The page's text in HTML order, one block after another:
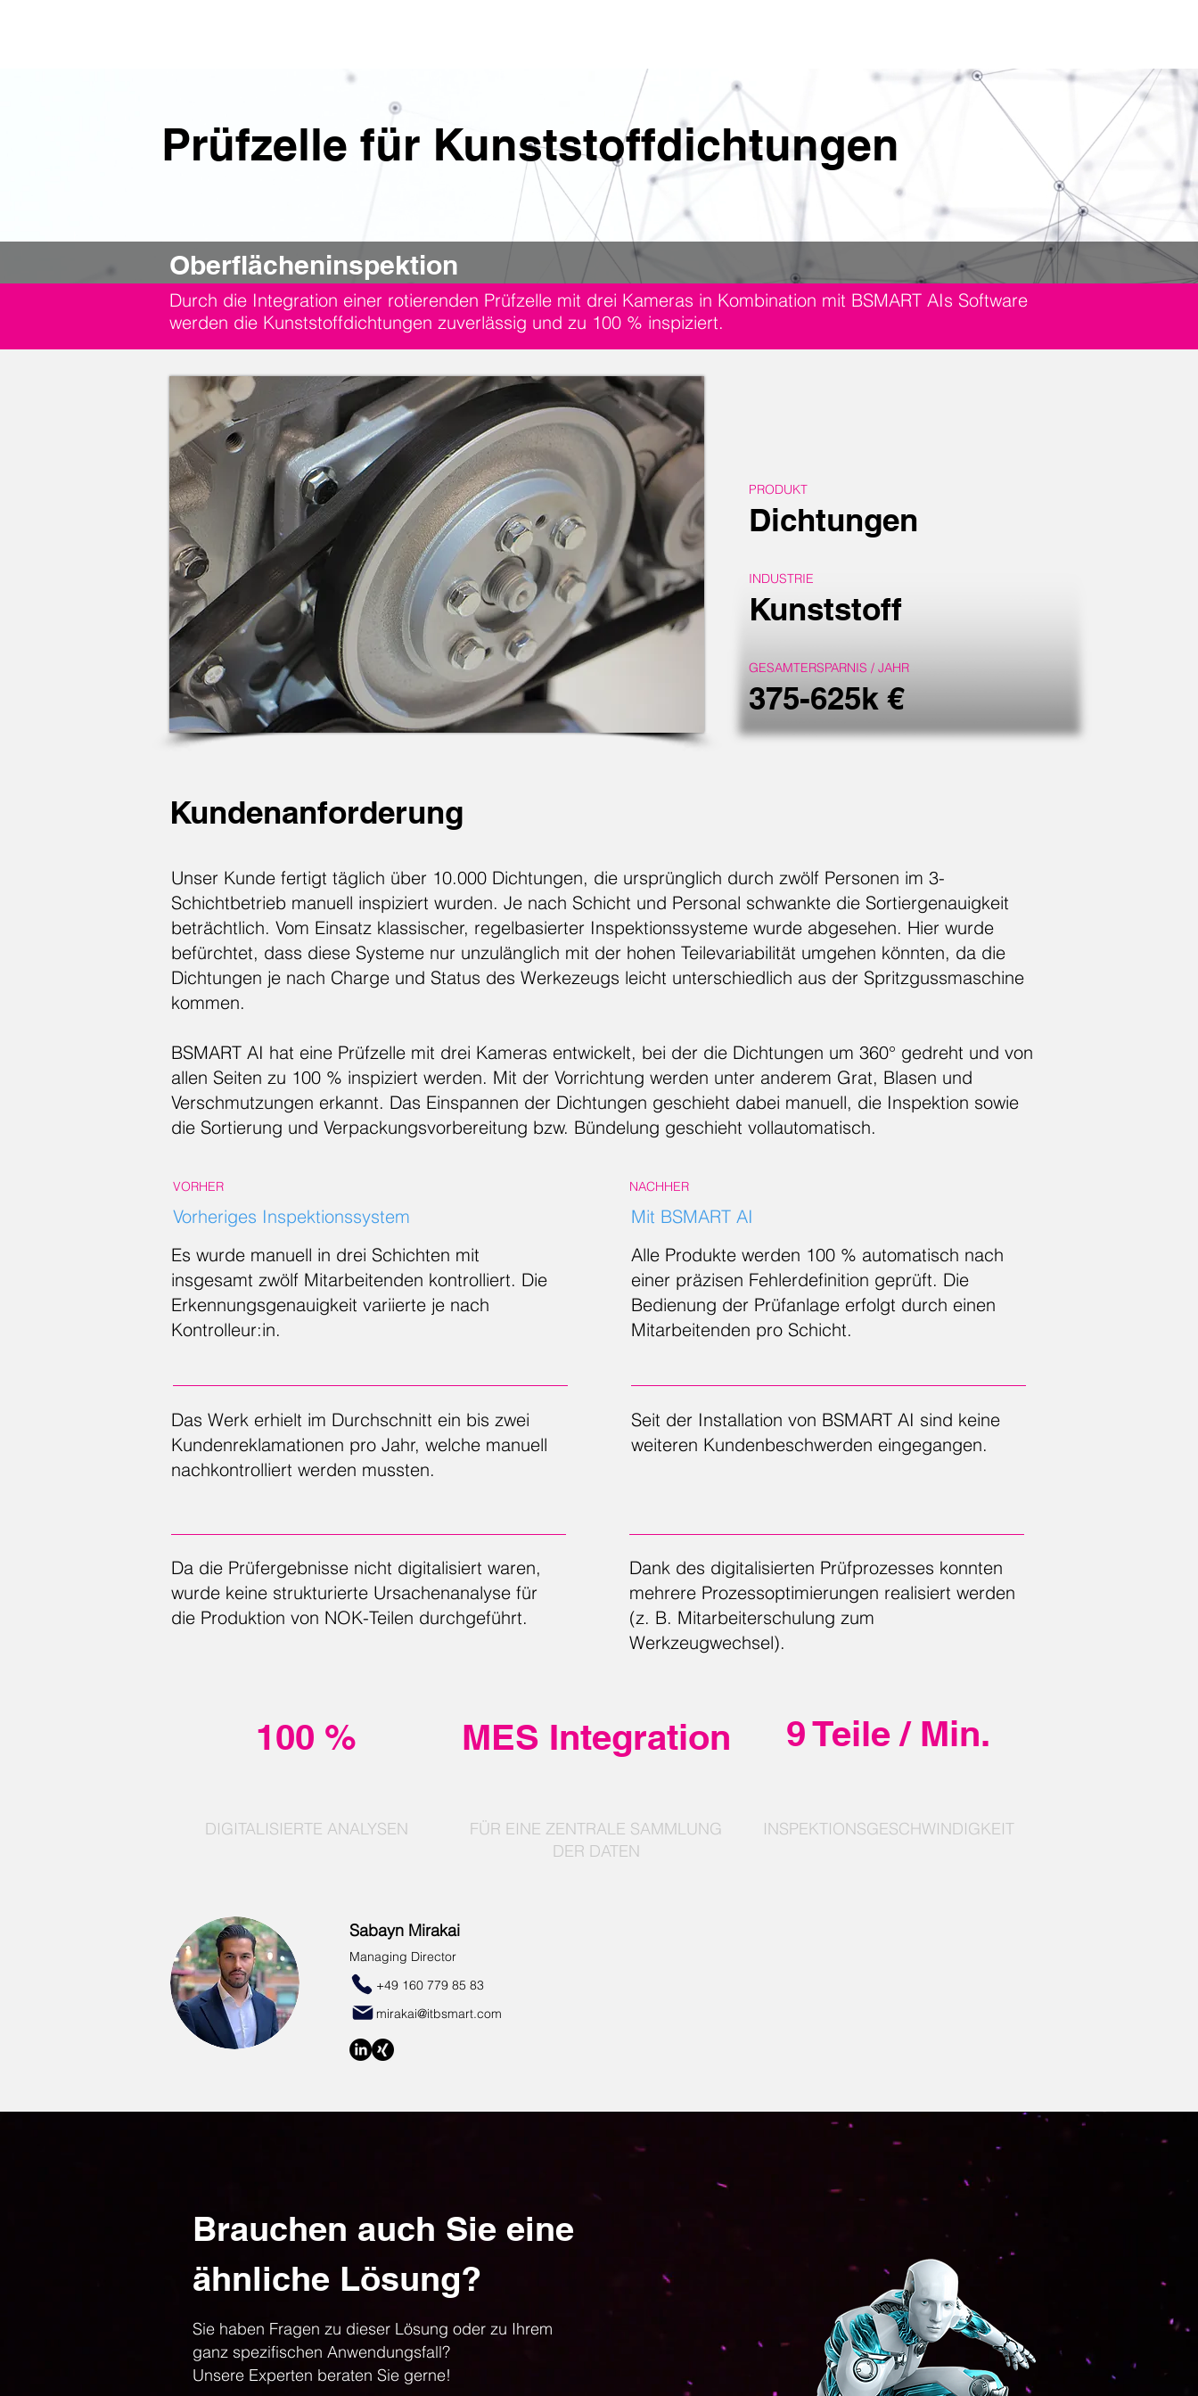
Prüfzelle für Kunststoffdichtungen
Oberflächeninspektion
Durch die Integration einer rotierenden Prüfzelle mit drei Kameras in Kombination mit BSMART AIs Software
werden die Kunststoffdichtungen zuverlässig und zu 100 % inspiziert.
PRODUKT
Dichtungen
INDUSTRIE
Kunststoff
GESAMTERSPARNIS / JAHR
375-625k €
Kundenanforderung
Unser Kunde fertigt täglich über 10.000 Dichtungen, die ursprünglich durch zwölf Personen im 3-
Schichtbetrieb manuell inspiziert wurden. Je nach Schicht und Personal schwankte die Sortiergenauigkeit
beträchtlich. Vom Einsatz klassischer, regelbasierter Inspektionssysteme wurde abgesehen. Hier wurde
befürchtet, dass diese Systeme nur unzulänglich mit der hohen Teilevariabilität umgehen könnten, da die
Dichtungen je nach Charge und Status des Werkezeugs leicht unterschiedlich aus der Spritzgussmaschine
kommen.
BSMART AI hat eine Prüfzelle mit drei Kameras entwickelt, bei der die Dichtungen um 360° gedreht und von
allen Seiten zu 100 % inspiziert werden. Mit der Vorrichtung werden unter anderem Grat, Blasen und
Verschmutzungen erkannt. Das Einspannen der Dichtungen geschieht dabei manuell, die Inspektion sowie
die Sortierung und Verpackungsvorbereitung bzw. Bündelung geschieht vollautomatisch.
VORHER
Vorheriges Inspektionssystem
Es wurde manuell in drei Schichten mit
insgesamt zwölf Mitarbeitenden kontrolliert. Die
Erkennungsgenauigkeit variierte je nach
Kontrolleur:in.
Das Werk erhielt im Durchschnitt ein bis zwei
Kundenreklamationen pro Jahr, welche manuell
nachkontrolliert werden mussten.
Da die Prüfergebnisse nicht digitalisiert waren,
wurde keine strukturierte Ursachenanalyse für
die Produktion von NOK-Teilen durchgeführt.
NACHHER
Mit BSMART AI
Alle Produkte werden 100 % automatisch nach
einer präzisen Fehlerdefinition geprüft. Die
Bedienung der Prüfanlage erfolgt durch einen
Mitarbeitenden pro Schicht.
Seit der Installation von BSMART AI sind keine
weiteren Kundenbeschwerden eingegangen.
Dank des digitalisierten Prüfprozesses konnten
mehrere Prozessoptimierungen realisiert werden
(z. B. Mitarbeiterschulung zum
Werkzeugwechsel).
100 % MES Integration 9 Teile / Min.
DIGITALISIERTE ANALYSEN
FÜR EINE ZENTRALE SAMMLUNG
DER DATEN
INSPEKTIONSGESCHWINDIGKEIT
Sabayn Mirakai
Managing Director
+49 160 779 85 83
mirakai@itbsmart.com
Brauchen auch Sie eine
ähnliche Lösung?
Sie haben Fragen zu dieser Lösung oder zu Ihrem
ganz spezifischen Anwendungsfall?
Unsere Experten beraten Sie gerne!